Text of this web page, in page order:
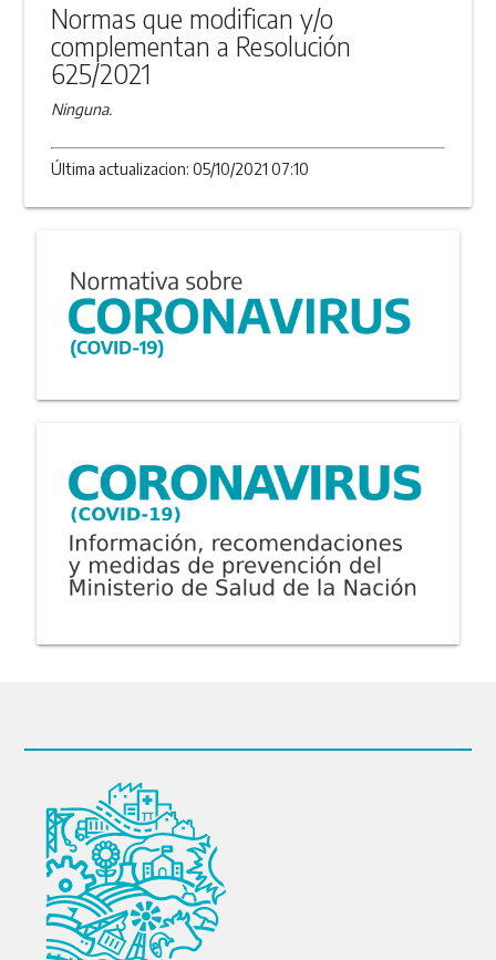
Normas que modifican y/o
complementan a Resolución
625/2021
Ninguna.
Última actualizacion: 05/10/2021 07:10